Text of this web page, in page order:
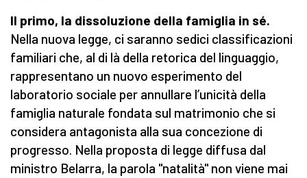
Il primo, la dissoluzione della famiglia in sé.
Nella nuova legge, ci saranno sedici classificazioni
familiari che, al di là della retorica del linguaggio,
rappresentano un nuovo esperimento del
laboratorio sociale per annullare l’unicità della
famiglia naturale fondata sul matrimonio che si
considera antagonista alla sua concezione di
progresso. Nella proposta di legge diffusa dal
ministro Belarra, la parola "natalità" non viene mai